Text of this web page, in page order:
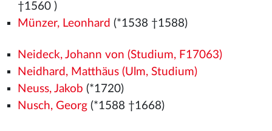
†1560 )
Münzer, Leonhard (*1538 †1588)
Neideck, Johann von (Studium, F17063)
Neidhard, Matthäus (Ulm, Studium)
Neuss, Jakob (*1720)
Nusch, Georg(*1588 †1668)